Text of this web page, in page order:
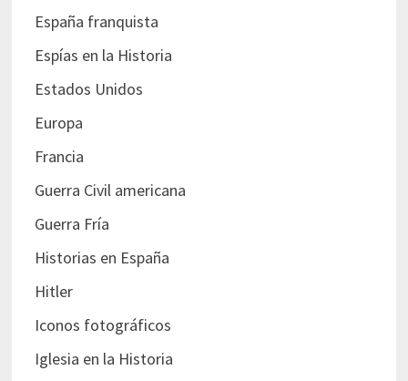
España franquista
Espías en la Historia
Estados Unidos
Europa
Francia
Guerra Civil americana
Guerra Fría
Historias en España
Hitler
Iconos fotográficos
Iglesia en la Historia